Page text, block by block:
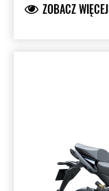
ZOBACZ WIĘCEJ